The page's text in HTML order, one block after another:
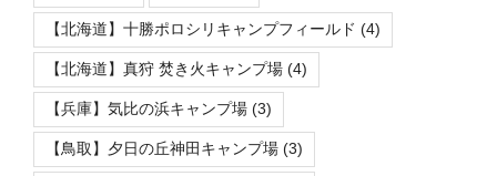
【北海道】十勝ポロシリキャンプフィールド (4)
【北海道】真狩 焚き火キャンプ場 (4)
【兵庫】気比の浜キャンプ場 (3)
【鳥取】夕日の丘神田キャンプ場 (3)